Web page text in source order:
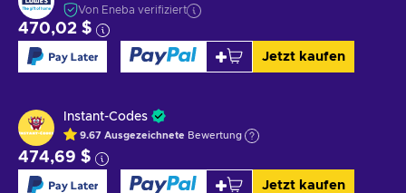
Von Eneba verifiziert
470,02 $
Jetzt kaufen
Instant-Codes
9.67 Ausgezeichnete Bewertung
474,69 $
Jetzt kaufen